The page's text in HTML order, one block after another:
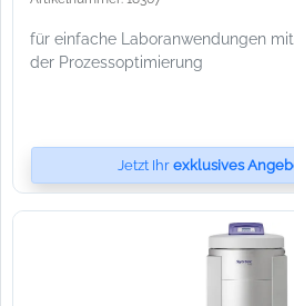
für einfache Laboranwendungen
der Prozessoptimierung
Jetzt Ihr exklusives